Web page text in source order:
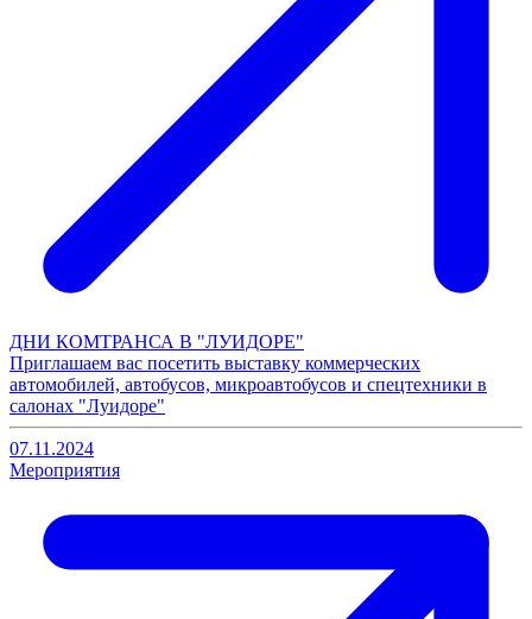
ДНИ КОМТРАНСА В "ЛУИДОРЕ"
Приглашаем вас посетить выставку коммерческих
автомобилей, автобусов, микроавтобусов и спецтехники в
салонах "Луидоре"
07.11.2024
Мероприятия